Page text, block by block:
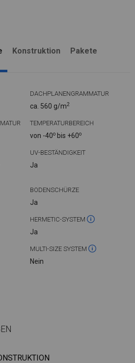
Konstruktion Pakete
DACHPLANENGRAMMATUR
ca. 560 g/m2
TEMPERATURBEREICH
von -40o bis +60o
UV-BESTÄNDIGKEIT
Ja
BODENSCHÜRZE
Ja
HERMETIC-SYSTEM
Ja
MULTI-SIZE SYSTEM
Nein